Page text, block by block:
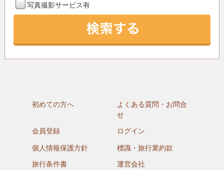
写真撮影サービス有
初めての方へ
よくある質問・お問合
せ
会員登録
ログイン
個人情報保護方針
標識・旅行業約款
旅行条件書
運営会社